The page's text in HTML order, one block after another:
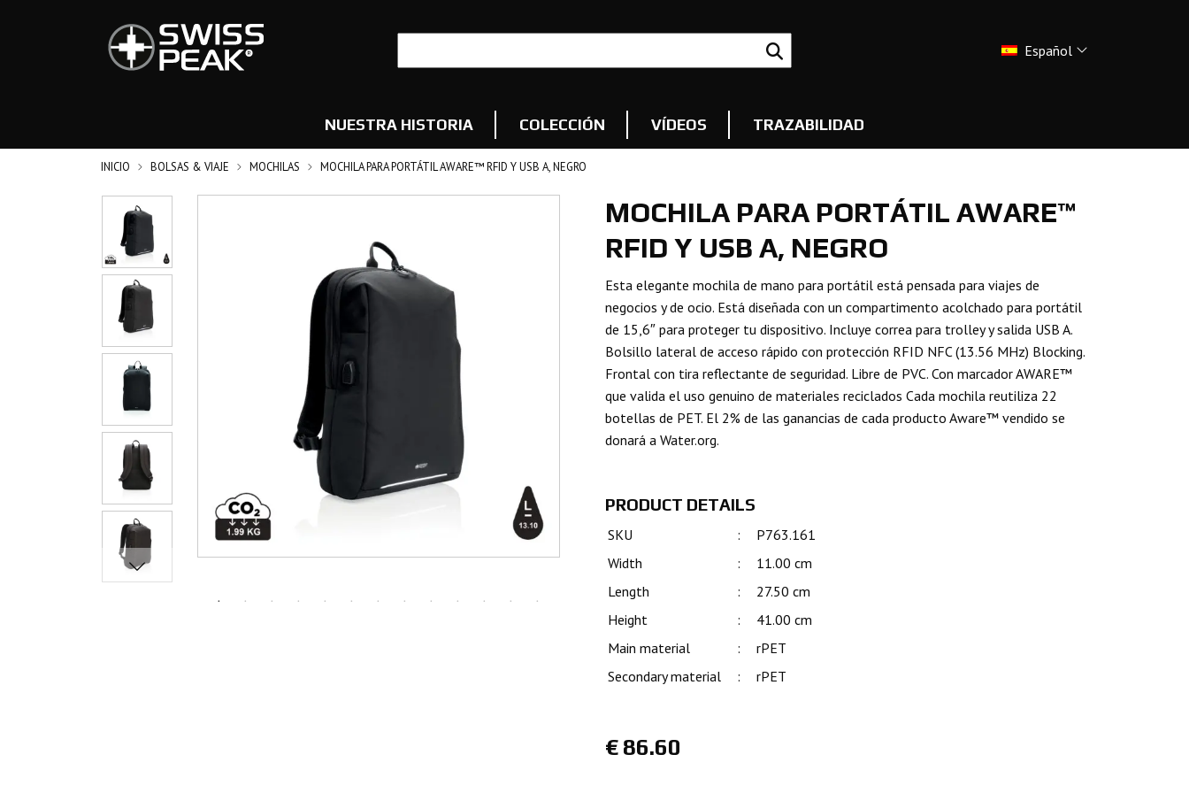
Español
NUESTRA HISTORIA COLECCIÓN VÍDEOS TRAZABILIDAD
INICIO BOLSAS & VIAJE MOCHILAS MOCHILA PARA PORTÁTIL AWARE™ RFID Y USB A, NEGRO
MOCHILA PARA PORTÁTIL AWARE™
RFID Y USB A, NEGRO
Esta elegante mochila de mano para portátil está pensada para viajes de
negocios y de ocio. Está diseñada con un compartimento acolchado para portátil
de 15,6″ para proteger tu dispositivo. Incluye correa para trolley y salida USB A.
Bolsillo lateral de acceso rápido con protección RFID NFC (13.56 MHz) Blocking.
Frontal con tira reflectante de seguridad. Libre de PVC. Con marcador AWARE™
que valida el uso genuino de materiales reciclados Cada mochila reutiliza 22
botellas de PET. El 2% de las ganancias de cada producto Aware™ vendido se
donará a Water.org.
PRODUCT DETAILS
SKU :
P763.161
Width
:
11.00 cm
Length
:
27.50 cm
Height
:
41.00 cm
Main material
:
rPET
Secondary material
: rPET
€ 86.60